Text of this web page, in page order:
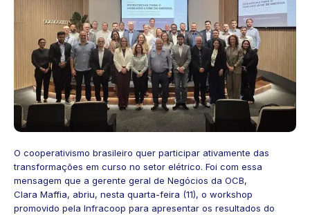
O cooperativismo brasileiro quer participar ativamente das
transformações em curso no setor elétrico. Foi com essa
mensagem que a gerente geral de Negócios da OCB,
Clara Maffia, abriu, nesta quarta-feira (11), o workshop
promovido pela Infracoop para apresentar os resultados do